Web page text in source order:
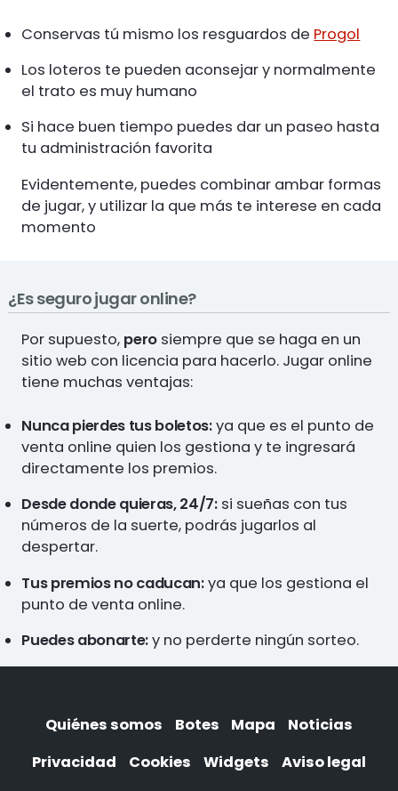
Conservas tú mismo los resguardos de Progol
Los loteros te pueden aconsejar y normalmente
el trato es muy humano
Si hace buen tiempo puedes dar un paseo hasta
tu administración favorita
Evidentemente, puedes combinar ambar formas
de jugar, y utilizar la que más te interese en cada
momento
¿Es seguro jugar online?
Por supuesto, pero siempre que se haga en un
sitio web con licencia para hacerlo. Jugar online
tiene muchas ventajas:
Nunca pierdes tus boletos:ya que es el punto de
venta online quien los gestiona y te ingresará
directamente los premios.
Desde donde quieras, 24/7:si sueñas con tus
números de la suerte, podrás jugarlos al
despertar.
Tus premios no caducan:ya que los gestiona el
punto de venta online.
Puedes abonarte:y no perderte ningún sorteo.
Quiénes somos Botes Mapa
Noticias
Privacidad
Cookies Widgets
Aviso legal